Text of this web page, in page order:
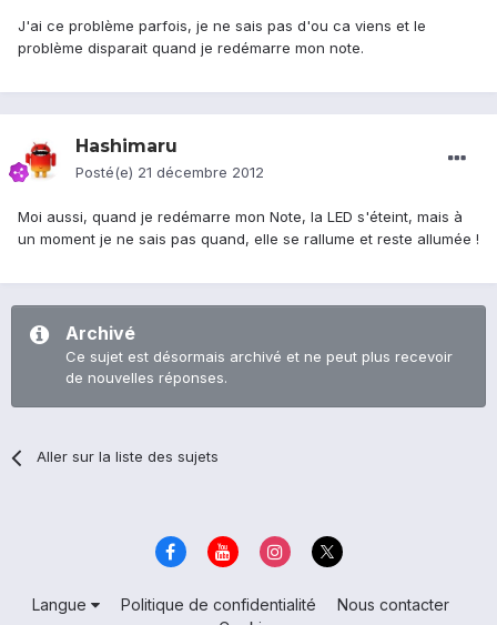
J'ai ce problème parfois, je ne sais pas d'ou ca viens et le
problème disparait quand je redémarre mon note.
Hashimaru
Posté(e) 21 décembre 2012
Moi aussi, quand je redémarre mon Note, la LED s'éteint, mais à
un moment je ne sais pas quand, elle se rallume et reste allumée !
Archivé
Ce sujet est désormais archivé et ne peut plus recevoir
de nouvelles réponses.
Aller sur la liste des sujets
Langue Politique de confidentialité
Nous contacter